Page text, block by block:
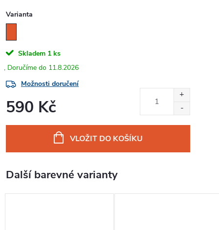
Varianta
Skladem 1 ks
11.8.2026
Možnosti doručení
590 Kč
VLOŽIT DO KOŠÍKU